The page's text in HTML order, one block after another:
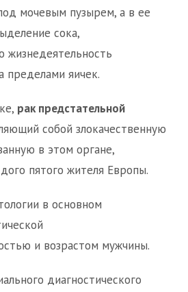
мочевым пузырем, а в ее
сока,
пределами яичек.
рак предстательной
собой злокачественную
в этом органе,
пятого жителя Европы.
в основном
и возрастом мужчины.
диагностического